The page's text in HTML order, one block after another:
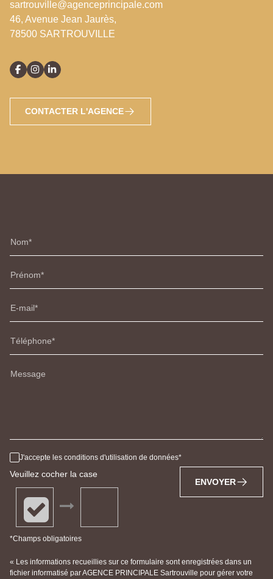
sartrouville@agenceprincipale.com
46, Avenue Jean Jaurès,
78500 SARTROUVILLE
CONTACTER L'AGENCE
Nom
Prénom
E-mail
Téléphone
Message
J'accepte les conditions d'utilisation de données
Veuillez cocher la case
*Champs obligatoires
ENVOYER
« Les informations recueillies sur ce formulaire sont enregistrées dans un
fichier informatisé par AGENCE PRINCIPALE Sartrouville pour gérer votre